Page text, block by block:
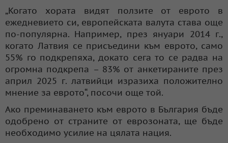
„Когато хората видят ползите от еврото в
ежедневието си, европейската валута става още
по-популярна. Например, през януари 2014 г.,
когато Латвия се присъедини към еврото, само
55% го подкрепяха, докато сега то се радва на
огромна подкрепа – 83% от анкетираните през
април 2025 г. латвийци изразиха положително
мнение за еврото“, посочи още той.
Ако преминаването към еврото в България бъде
одобрено от страните от еврозоната, ще бъде
необходимо усилие на цялата нация.